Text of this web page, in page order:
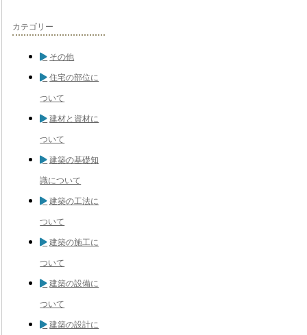
カテゴリー
その他
住宅の部位に
ついて
建材と資材に
ついて
建築の基礎知
識について
建築の工法に
ついて
建築の施工に
ついて
建築の設備に
ついて
建築の設計に